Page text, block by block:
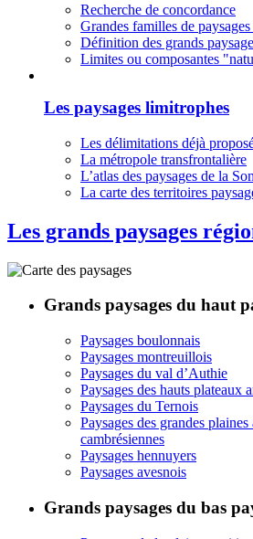
Recherche de concordance
Grandes familles de
Définition des grands
Limites ou composantes
Les paysages limitrophes
Les délimitations déjà
La métropole transfrontalière
L’atlas des paysages de la
La carte des territoires
Les grands paysages
Grands paysages du haut
Paysages boulonnais
Paysages montreuillois
Paysages du val d’Authie
Paysages des hauts plateaux
Paysages du Ternois
Paysages des grandes plaines
cambrésiennes
Paysages hennuyers
Paysages avesnois
Grands paysages du bas